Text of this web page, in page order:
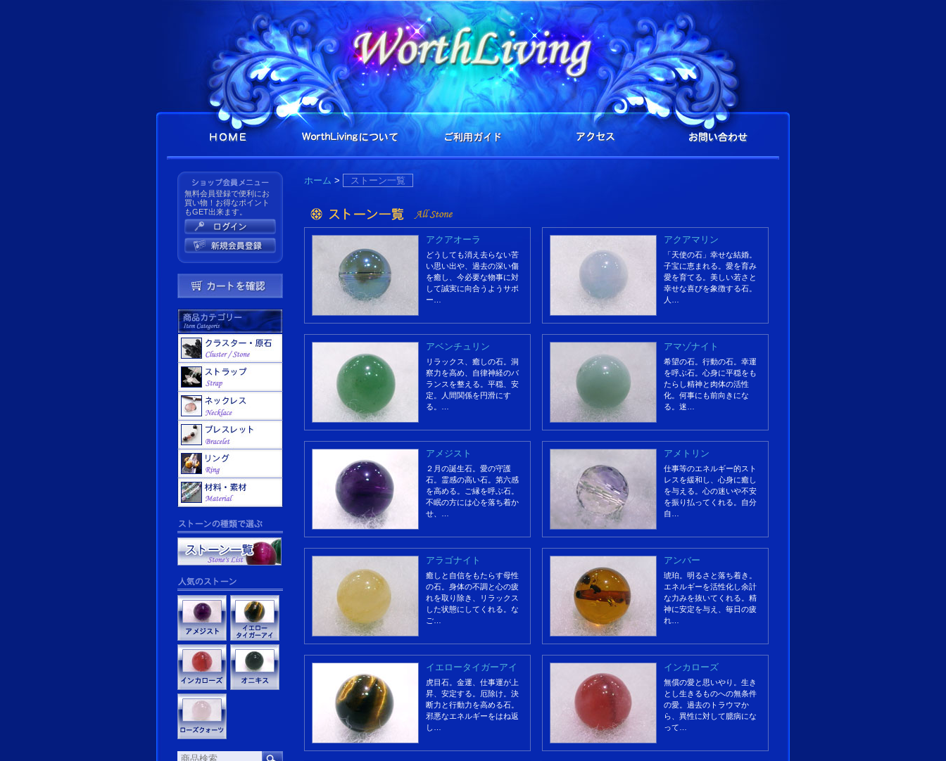
ホーム > ストーン一覧
アクアオーラ
どうしても消え去らない苦
い思い出や、過去の深い傷
を癒し、今必要な物事に対
して誠実に向合うようサポ
ー…
アクアマリン
「天使の石」幸せな結婚。
子宝に恵まれる。愛を育み
愛を育てる。美しい若さと
幸せな喜びを象徴する石。
人…
アベンチュリン
リラックス、癒しの石。洞
察力を高め、自律神経のバ
ランスを整える。平穏、安
定。人間関係を円滑にす
る。…
アマゾナイト
希望の石。行動の石。幸運
を呼ぶ石。心身に平穏をも
たらし精神と肉体の活性
化。何事にも前向きにな
る。迷…
アメジスト
２月の誕生石。愛の守護
石。霊感の高い石。第六感
を高める。ご縁を呼ぶ石。
不眠の方には心を落ち着か
せ、…
アメトリン
仕事等のエネルギー的スト
レスを緩和し、心身に癒し
を与える。心の迷いや不安
を振り払ってくれる。自分
自…
アラゴナイト
癒しと自信をもたらす母性
の石。身体の不調と心の疲
れを取り除き、リラックス
した状態にしてくれる。な
ご…
アンバー
琥珀。明るさと落ち着き。
エネルギーを活性化し余計
な力みを抜いてくれる。精
神に安定を与え、毎日の疲
れ…
イエロータイガーアイ
虎目石。金運、仕事運が上
昇、安定する。厄除け。決
断力と行動力を高める石。
邪悪なエネルギーをはね返
し…
インカローズ
無償の愛と思いやり。生き
とし生きるものへの無条件
の愛。過去のトラウマか
ら、異性に対して臆病にな
って…
無料会員登録で便利にお
買い物！お得なポイント
もGET出来ます。